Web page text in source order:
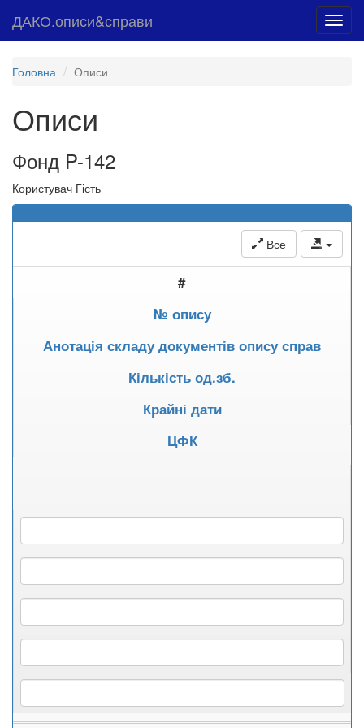
ДАКО.описи&справи
Головна Описи
Описи
Фонд P-142
Користувач Гість
Все
#
№ опису
Анотація складу документів опису справ
Кількість од.зб.
Крайні дати
ЦФК